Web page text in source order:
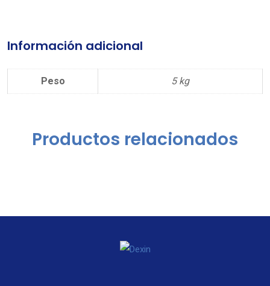
Información adicional
Peso 5 kg
Productos relacionados